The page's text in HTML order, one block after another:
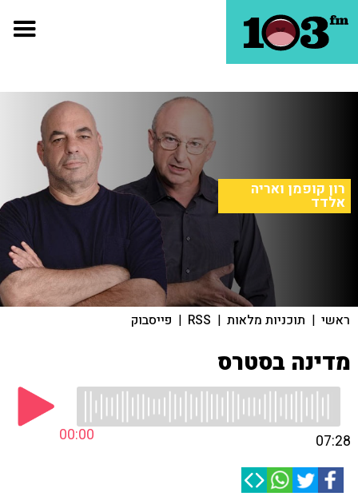
רון קופמן ואריה
אלדד
ראשי | תוכניות מלאות |
RSS
| פייסבוק
מדינה בסטרס
00:00 07:28